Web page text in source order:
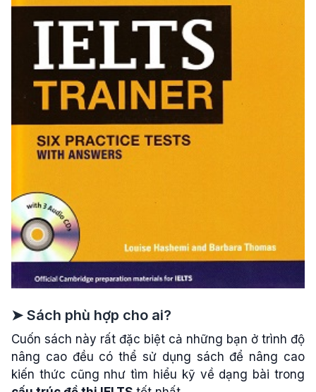
➤ Sách phù hợp cho ai?
Cuốn sách này rất đặc biệt cả những bạn ở trình độ
nâng cao đều có thể sử dụng sách để nâng cao
kiến thức cũng như tìm hiểu kỹ về dạng bài trong